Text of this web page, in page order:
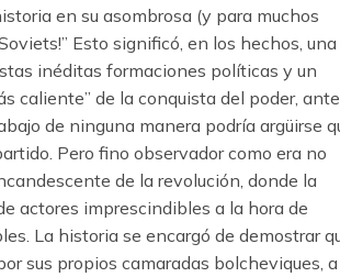
en su asombrosa (y para muchos
Esto significó, en los hechos, una
inéditas formaciones políticas y un
caliente” de la conquista del poder,
de ninguna manera podría argüirse
Pero fino observador como era no
de la revolución, donde la
actores imprescindibles a la hora de
La historia se encargó de demostrar
sus propios camaradas bolcheviques,